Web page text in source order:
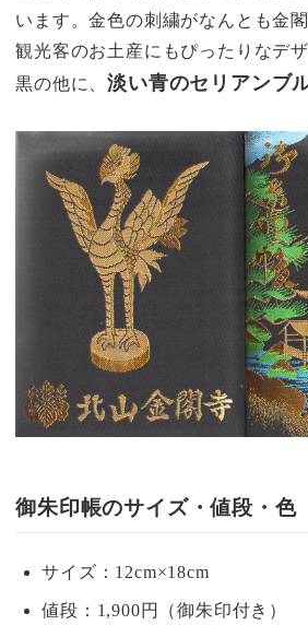
います。金色の刺繍がなんとも金
観光客のお土産にもぴったりなデ
黒の他に、淡い青のセリアンブ
御朱印帳のサイズ・値段・色
サイズ：12cm×18cm
値段：1,900円（御朱印付き）